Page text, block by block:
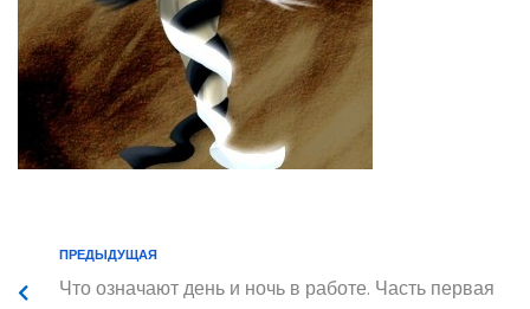
ПРЕДЫДУЩАЯ
Что означают день и ночь в работе. Часть первая